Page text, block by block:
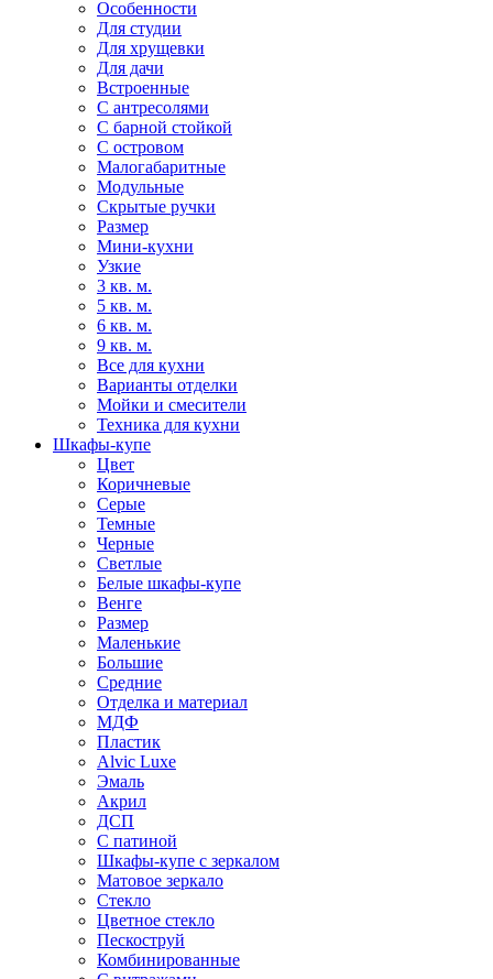
Особенности
Для студии
Для хрущевки
Для дачи
Встроенные
С антресолями
С барной стойкой
С островом
Малогабаритные
Модульные
Скрытые ручки
Размер
Мини-кухни
Узкие
3 кв. м.
5 кв. м.
6 кв. м.
9 кв. м.
Все для кухни
Варианты отделки
Мойки и смесители
Техника для кухни
Шкафы-купе
Цвет
Коричневые
Серые
Темные
Черные
Светлые
Белые шкафы-купе
Венге
Размер
Маленькие
Большие
Средние
Отделка и материал
МДФ
Пластик
Alvic Luxe
Эмаль
Акрил
ДСП
С патиной
Шкафы-купе с зеркалом
Матовое зеркало
Стекло
Цветное стекло
Пескоструй
Комбинированные